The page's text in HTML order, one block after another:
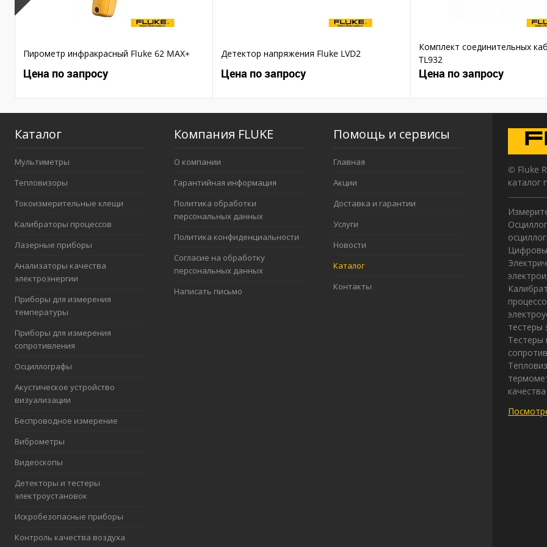
Пирометр инфракрасный Fluke 62 MAX+
Цена по запросу
Детектор напряжения Fluke LVD2
Цена по запросу
Комплект соединительных
TL932
Цена по запросу
Каталог
Мультиметры
Тепловизоры
Токоизмерительные клещи
Калибраторы процессов
Лазерные приборы
Анализаторы качества
электроэнергии
Приборы для измерения
температуры
Приборы для измерения
сопротивления
Осциллографы
Акустическое устройство
визуализации
Беспроводное измерение
Виброметры
Видеоскопы
Детекторы и тестеры
электроустановок
Искробезопасные приборы
Контроль качества воздуха
Компания FLUKE
О компании
Гарантийная информация
Политика обработки
персональных данных
Политика конфиденциальности
Согласие на обработку
персональных данных
Написать письмо
Помощь и сервисы
Главная
Акции
Доставка и гарантии
Услуги
Новости
Каталог
Контакты
© Fluke
каталог
тестеры
Тестеры